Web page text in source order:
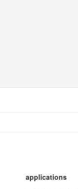
applications